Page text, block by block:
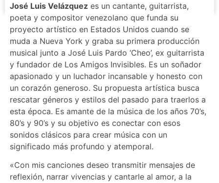
José Luis Velázquez es un cantante, guitarrista,
poeta y compositor venezolano que funda su
proyecto artístico en Estados Unidos cuando se
muda a Nueva York y graba su primera producción
musical junto a José Luis Pardo ‘Cheo’, ex guitarrista
y fundador de Los Amigos Invisibles. Es un soñador
apasionado y un luchador incansable y honesto con
un corazón generoso. Su propuesta artística busca
rescatar géneros y estilos del pasado para traerlos a
esta época. Es amante de la música de los años 70’s,
80’s y 90’s y su objetivo es conectar con esos
sonidos clásicos para crear música con un
significado más profundo y atemporal.
«Con mis canciones deseo transmitir mensajes de
reflexión, narrar vivencias y cantarle al amor, a la